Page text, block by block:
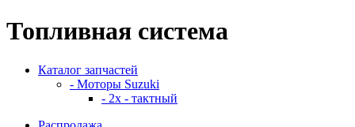
Топливная система
Каталог запчастей
- Моторы Suzuki
- 2x - тактный